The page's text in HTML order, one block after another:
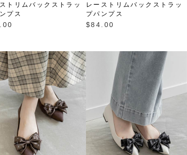
トリムバックストラッ
プス
レーストリムバックストラッ
プパンプス
$‌84.00